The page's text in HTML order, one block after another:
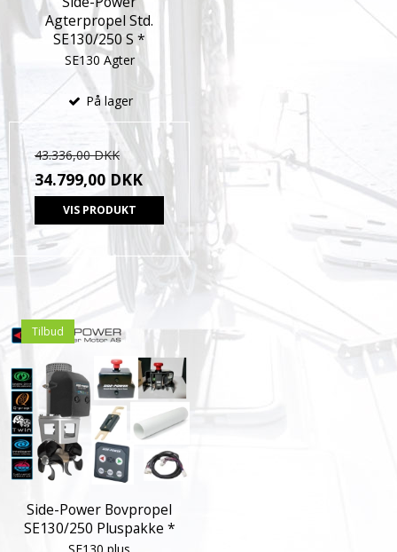
Agterpropel Std.
SE130/250 S *
SE130 Agter
På lager
43.336,00 DKK
34.799,00 DKK
VIS PRODUKT
Tilbud
Side-Power Bovpropel
SE130/250 Pluspakke *